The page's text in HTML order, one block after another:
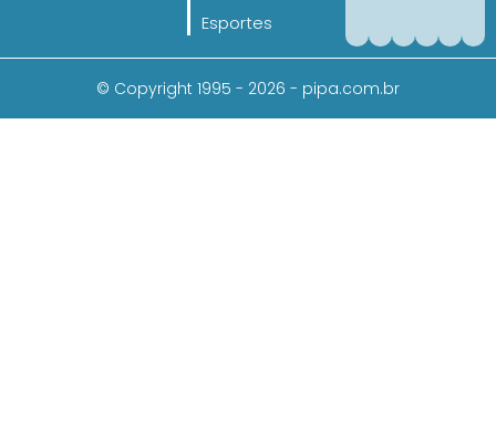
Esportes
© Copyright 1995 - 2026 - pipa.com.br